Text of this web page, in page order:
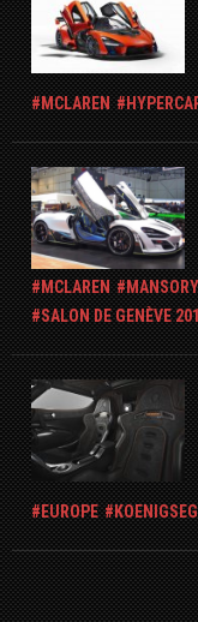
MCLAREN
MCLAREN
SALON DE GENÈVE
EUROPE